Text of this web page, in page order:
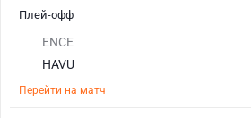
ENCE
HAVU
Перейти на матч
Плей-офф